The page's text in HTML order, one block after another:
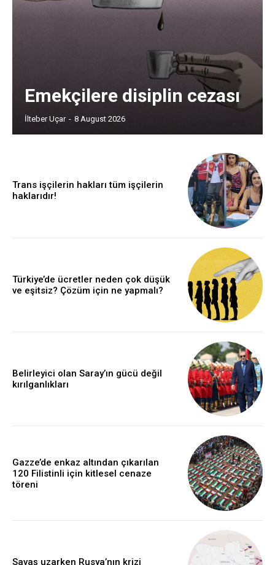
Emekçilere disiplin cezası
İlteber Uçar - 8 August 2026
Trans işçilerin hakları tüm işçilerin
haklarıdır!
Türkiye’de ücretler neden çok düşük
ve eşitsiz? Çözüm için ne yapmalı?
Belirleyici olan Saray’ın gücü değil
kırılganlıkları
Gazze’de enkaz altından çıkarılan
120 Filistinli için kitlesel cenaze
töreni
Savaş uzarken Rusya’nın krizi